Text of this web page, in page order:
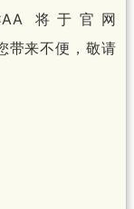
将于官网
带来不便，敬请